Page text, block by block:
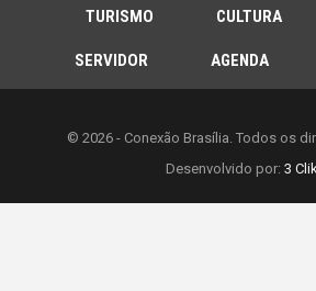
TURISMO CULTURA
SERVIDOR AGENDA
© 2026 - Conexão Brasília. Todos os
Desenvolvido por: 3